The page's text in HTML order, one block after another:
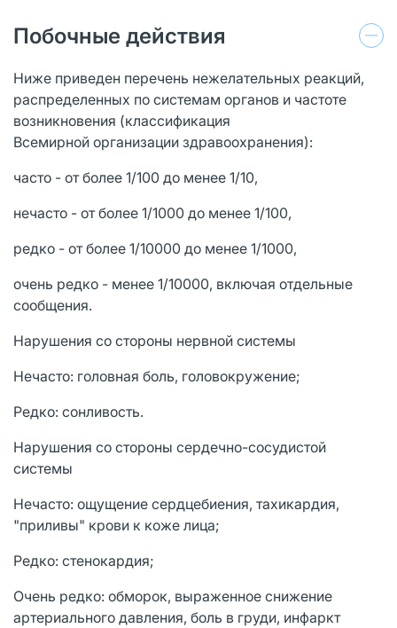
Побочные действия
Ниже приведен перечень нежелательных реакций,
распределенных по системам органов и частоте
возникновения (классификация
Всемирной организации здравоохранения):
часто - от более 1/100 до менее 1/10,
нечасто - от более 1/1000 до менее 1/100,
редко - от более 1/10000 до менее 1/1000,
очень редко - менее 1/10000, включая отдельные
сообщения.
Нарушения со стороны нервной системы
Нечасто: головная боль, головокружение;
Редко: сонливость.
Нарушения со стороны сердечно-сосудистой
системы
Нечасто: ощущение сердцебиения, тахикардия,
"приливы" крови к коже лица;
Редко: стенокардия;
Очень редко: обморок, выраженное снижение
артериального давления, боль в груди, инфаркт